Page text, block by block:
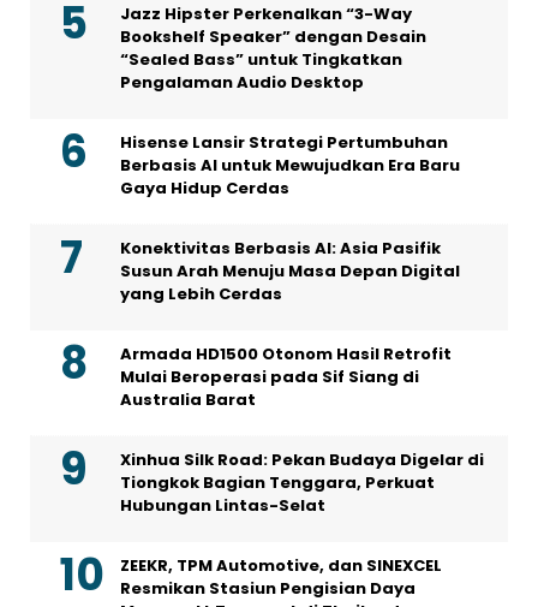
Jazz Hipster Perkenalkan “3-Way
Bookshelf Speaker” dengan Desain
“Sealed Bass” untuk Tingkatkan
Pengalaman Audio Desktop
Hisense Lansir Strategi Pertumbuhan
Berbasis AI untuk Mewujudkan Era Baru
Gaya Hidup Cerdas
Konektivitas Berbasis AI: Asia Pasifik
Susun Arah Menuju Masa Depan Digital
yang Lebih Cerdas
Armada HD1500 Otonom Hasil Retrofit
Mulai Beroperasi pada Sif Siang di
Australia Barat
Xinhua Silk Road: Pekan Budaya Digelar di
Tiongkok Bagian Tenggara, Perkuat
Hubungan Lintas-Selat
ZEEKR, TPM Automotive, dan SINEXCEL
Resmikan Stasiun Pengisian Daya